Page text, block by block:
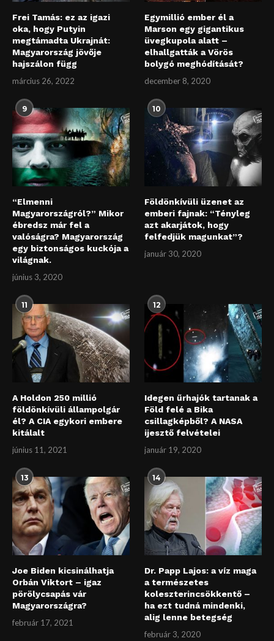
Frei Tamás: ez az igazi
oka, hogy Putyin
megtámadta Ukrajnát:
Magyarország jövője
hajszálon függ
március 26, 2022
Egymillió ember él a
Marson egy gigantikus
üvegkupola alatt –
elhallgatták a Vörös
bolygó meghódítását?
december 8, 2020
9
“Elmenni
Magyarországról?” Mikor
ébredsz már fel a
valóságra? Magyarország
egy biztonságos kuckója a
világnak.
június 3, 2020
10
Földönkívüli üzenet az
emberi fajnak: “Tényleg
azt akarjátok, hogy
felfedjük magunkat”?
január 30, 2020
11
A Holdon 250 millió
földönkívüli állampolgár
él? A CIA egykori embere
kitálalt
június 11, 2021
12
Idegen űrhajók tartanak a
Föld felé a Bika
csillagképből? A NASA
ijesztő felvételei
január 19, 2020
13
Joe Biden kicsinálhatja
Orbán Viktort – igaz
pörölycsapás vár
Magyarországra?
február 17, 2021
14
Dr. Papp Lajos: a víz maga
a természetes
koleszterincsökkentő –
ha ezt tudná mindenki,
alig lenne betegség
február 3, 2020